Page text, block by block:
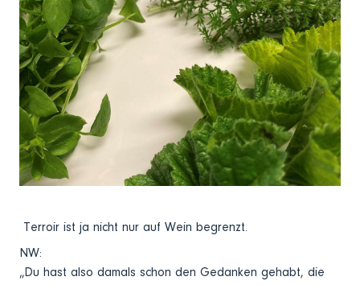
Terroir ist ja nicht nur auf Wein begrenzt.
NW:
„Du hast also damals schon den Gedanken gehabt, die